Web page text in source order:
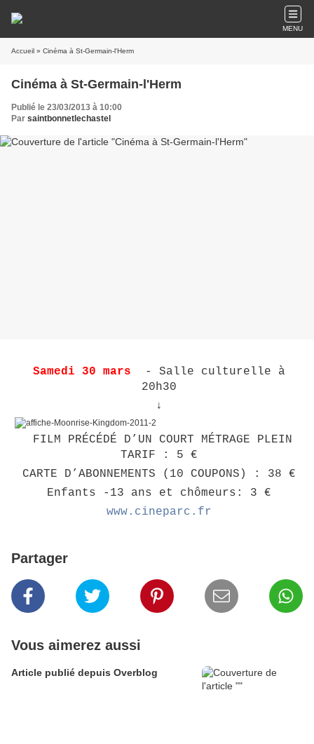
MENU
Accueil » Cinéma à St-Germain-l'Herm
Cinéma à St-Germain-l'Herm
Publié le 23/03/2013 à 10:00
Par saintbonnetlechastel
Samedi 30 mars
- Salle culturelle à
20h30
↓
FILM PRÉCÉDÉ D’UN COURT MÉTRAGE PLEIN
TARIF : 5 €
CARTE D’ABONNEMENTS (10 COUPONS) : 38 €
Enfants -13 ans et chômeurs: 3 €
www.cineparc.fr
Partager
Vous aimerez aussi
Article publié depuis Overblog